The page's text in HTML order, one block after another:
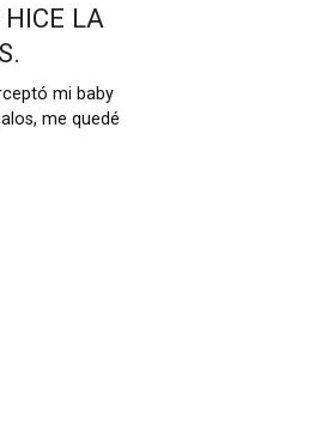
HICE LA
mi baby
me quedé